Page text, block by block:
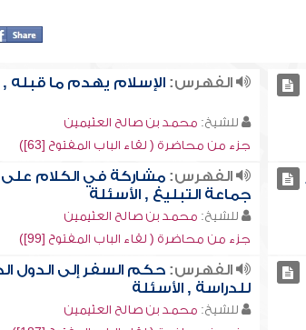
الفهرس: الإسلام يهدم ما قبله ,
للشيخ: محمد بن صالح العثيمين
جزء من محاضرة ( لقاء الباب المفتوح [63])
الفهرس: مشاركة في الكلام
جماعة التبليغ , الأسئلة
للشيخ: محمد بن صالح العثيمين
جزء من محاضرة ( لقاء الباب المفتوح [99])
الفهرس: حكم السفر إلى الدول
للدراسة , الأسئلة
للشيخ: محمد بن صالح العثيمين